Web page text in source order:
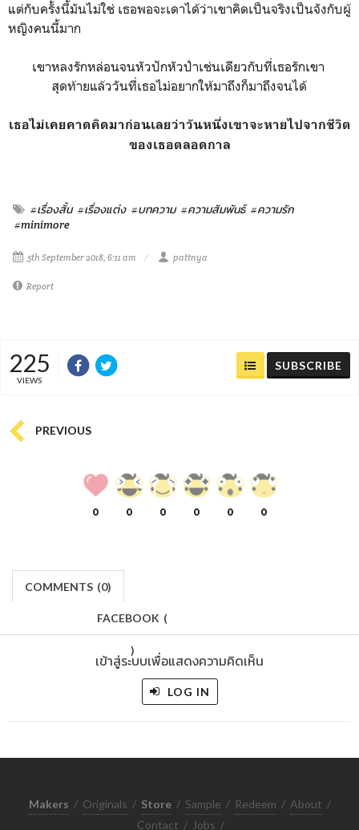
แต่กับครั้งนี้มันไม่ใช่ เธอพอจะเดาได้ว่าเขาคิดเป็นจริงเป็นจังกับผู้
หญิงคนนี้มาก
เขาหลงรักหล่อนจนหัวปักหัวปำเช่นเดียวกับที่เธอรักเขา
สุดท้ายแล้ววันที่เธอไม่อยากให้มาถึงก็มาถึงจนได้
เธอไม่เคยคาดคิดมาก่อนเลยว่าวันหนึ่งเขาจะหายไปจากชีวิต
ของเธอตลอดกาล
#เรื่องสั้น #เรื่องแต่ง #บทความ #ความสัมพันธ์ #ความรัก
#minimore
5th September 2018, 6:11 am pattnya
Report
225
VIEWS
SUBSCRIBE
PREVIOUS
0 0 0 0 0 0
COMMENTS (0)
FACEBOOK (
)
เข้าสู่ระบบเพื่อแสดงความคิดเห็น
LOG IN
Makers / Originals / Store / Sample / Redeem / About /
Contact / Jobs /